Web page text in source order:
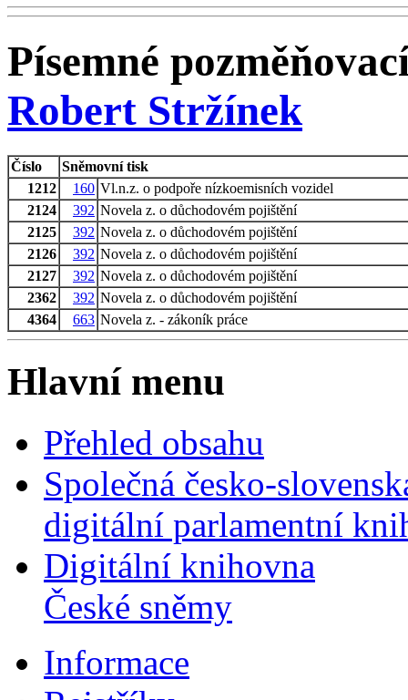
Písemné
Robert Stržínek
Číslo
Sněmovní tisk
1212
160 Vl.n.z. o podpoře nízkoemisních vozidel
2124
392 Novela z. o důchodovém pojištění
2125
392 Novela z. o důchodovém pojištění
2126
392 Novela z. o důchodovém pojištění
2127
392 Novela z. o důchodovém pojištění
2362
392 Novela z. o důchodovém pojištění
4364
663 Novela z. - zákoník práce
Hlavní menu
Přehled obsahu
Společná česko-
digitální parlamentní
Digitální knihovna
České sněmy
Informace